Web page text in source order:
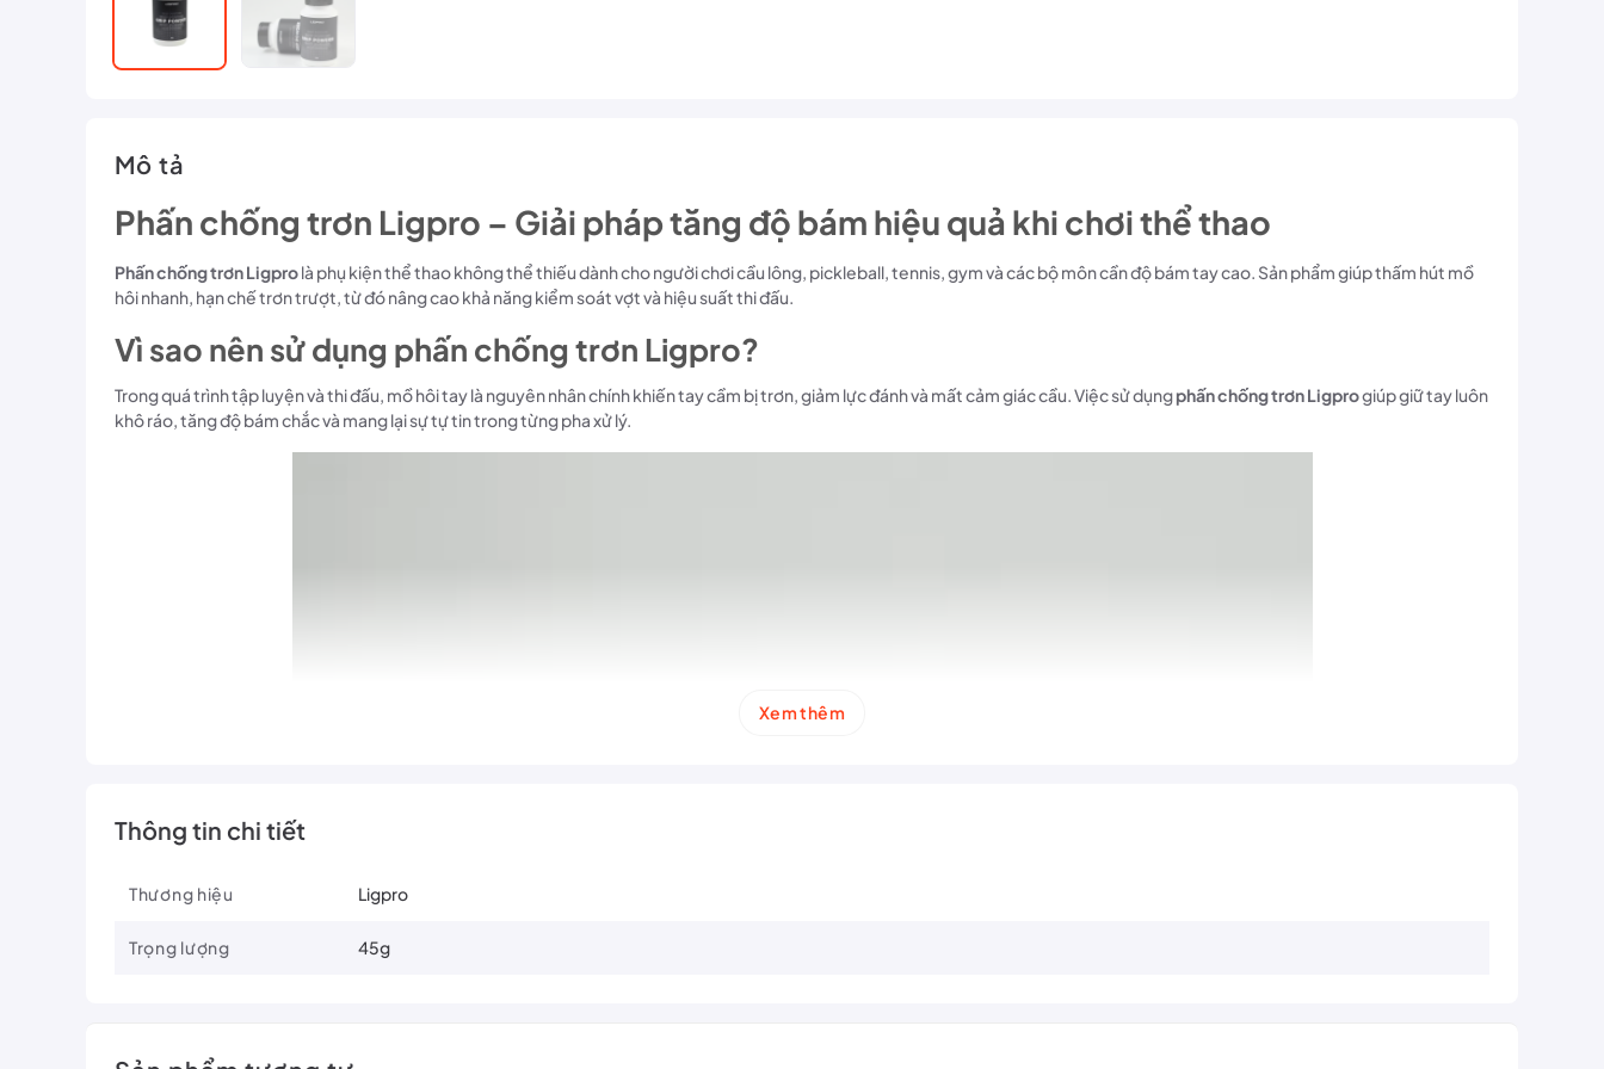
Mô tả
Phấn chống trơn Ligpro – Giải pháp tăng độ bám hiệu quả khi chơi thể thao
Phấn chống trơn Ligprolà phụ kiện thể thao không thể thiếu dành cho người chơi cầu lông, pickleball, tennis, gym và các bộ môn cần độ bám tay cao. Sản phẩm giúp thấm hút mồ
hôi nhanh, hạn chế trơn trượt, từ đó nâng cao khả năng kiểm soát vợt và hiệu suất thi đấu.
Vì sao nên sử dụng phấn chống trơn Ligpro?
Trong quá trình tập luyện và thi đấu, mồ hôi tay là nguyên nhân chính khiến tay cầm bị trơn, giảm lực đánh và mất cảm giác cầu. Việc sử dụngphấn chống trơn Ligprogiúp giữ tay luôn
khô ráo, tăng độ bám chắc và mang lại sự tự tin trong từng pha xử lý.
Xem thêm
Thông tin chi tiết
Thương hiệu Ligpro
Trọng lượng 45g